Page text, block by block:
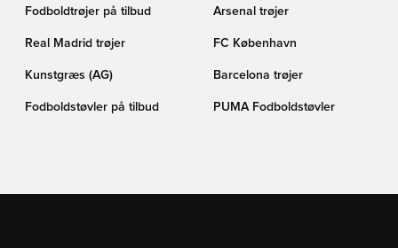
Fodboldtrøjer på tilbud Arsenal trøjer
Real Madrid trøjer FC København
Kunstgræs (AG) Barcelona trøjer
Fodboldstøvler på tilbud PUMA Fodboldstøvler